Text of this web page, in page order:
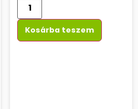
Kosárba teszem